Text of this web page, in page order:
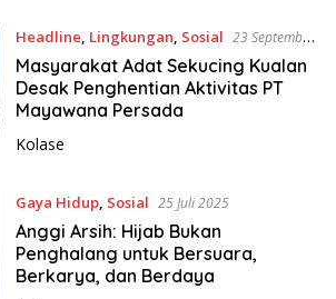
Headline Lingkungan Sosial 23 September
2025
Masyarakat Adat Sekucing Kualan
Desak Penghentian Aktivitas PT
Mayawana Persada
Kolase
Gaya Hidup, Sosial 25 Juli 2025
Anggi Arsih: Hijab Bukan
Penghalang untuk Bersuara,
Berkarya, dan Berdaya